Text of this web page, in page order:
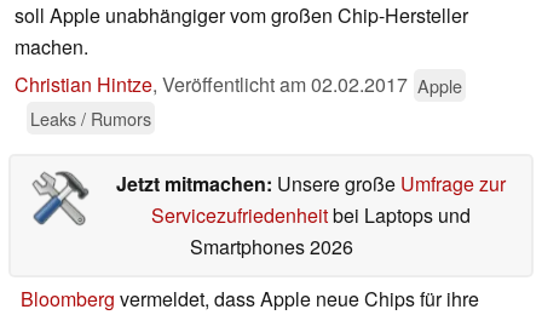
soll Apple unabhängiger vom großen Chip-Hersteller
machen.
Christian Hintze, Veröffentlicht am02.02.2017 Apple
Leaks / Rumors
Jetzt mitmachen: Unsere große Umfrage zur
Servicezufriedenheitbei Laptops und
Smartphones 2026
Bloomberg vermeldet, dass Apple neue Chips für ihre